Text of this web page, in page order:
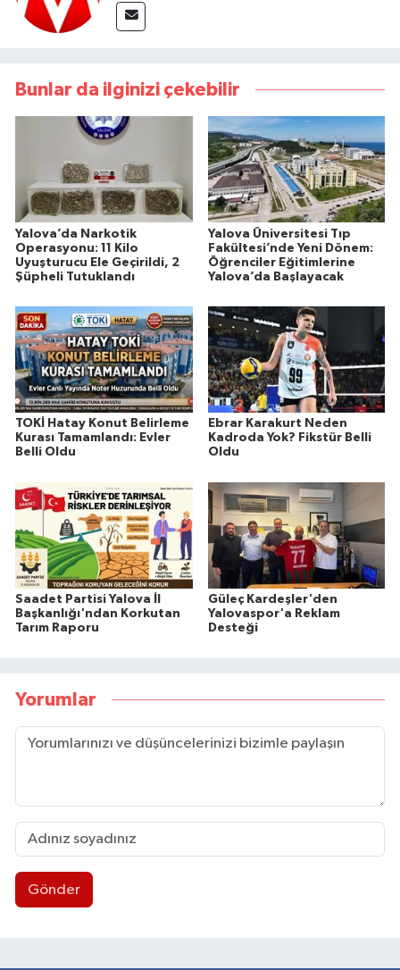
Bunlar da ilginizi çekebilir
Yalova’da Narkotik
Operasyonu: 11 Kilo
Uyuşturucu Ele Geçirildi, 2
Şüpheli Tutuklandı
Yalova Üniversitesi Tıp
Fakültesi’nde Yeni Dönem:
Öğrenciler Eğitimlerine
Yalova’da Başlayacak
TOKİ Hatay Konut Belirleme
Kurası Tamamlandı: Evler
Belli Oldu
Ebrar Karakurt Neden
Kadroda Yok? Fikstür Belli
Oldu
Saadet Partisi Yalova İl
Başkanlığı'ndan Korkutan
Tarım Raporu
Güleç Kardeşler'den
Yalovaspor'a Reklam
Desteği
Yorumlar
Gönder